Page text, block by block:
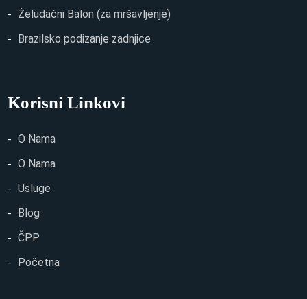
Želudačni Balon (za mršavljenje)
Brazilsko podizanje zadnjice
Korisni Linkovi
O Nama
O Nama
Usluge
Blog
ČPP
Početna